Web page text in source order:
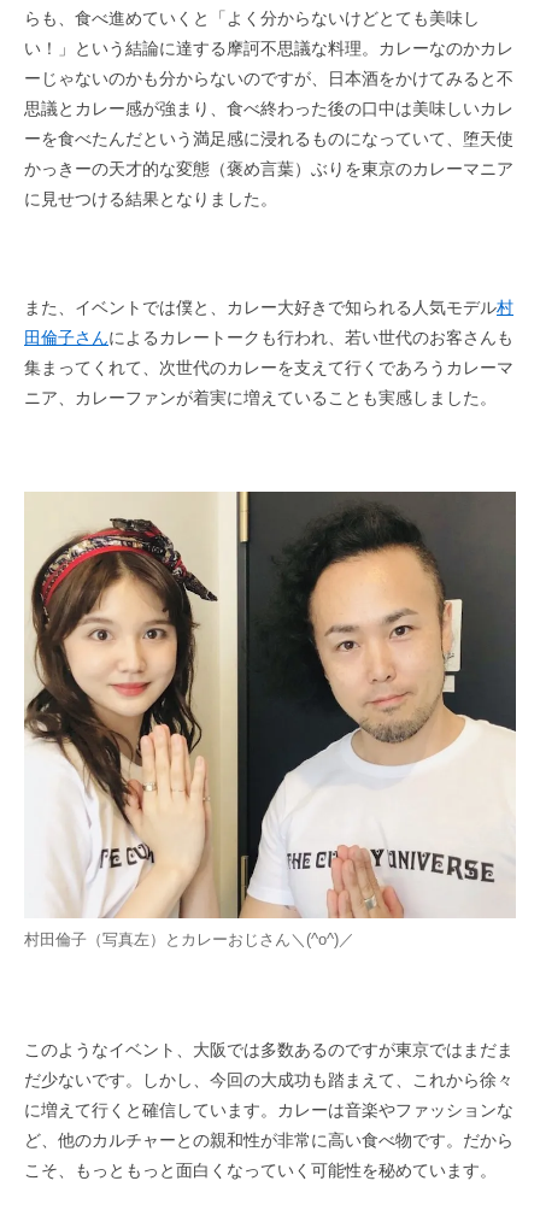
らも、食べ進めていくと「よく分からないけどとても美味し
い！」という結論に達する摩訶不思議な料理。カレーなのかカレ
ーじゃないのかも分からないのですが、日本酒をかけてみると不
思議とカレー感が強まり、食べ終わった後の口中は美味しいカレ
ーを食べたんだという満足感​に浸れるものになっていて、堕天使
かっきーの天才的な変態（褒め言葉）ぶりを東京のカレーマニア
に見せつける結果となりました。​
また、イベントでは僕と、カレー大好きで知られる人気モデル村
田倫子さんによるカレートークも行われ、若い世代のお客さんも
集まってくれて、​次世代のカレーを支えて行くであろうカレーマ
ニア、カレーファンが着実に増えていることも実感しました。​
村田倫子（写真左）とカレーおじさん＼(^o^)／
このようなイベント、大阪では多数あるのですが東京ではまだま
だ少ないです。しかし、今回の大成功も踏まえて、これから徐々
に増​えて行くと確信しています。​カレーは音楽やファッションな
ど、他のカルチャーとの親和性が非常に高い食べ物です。だから
こそ、もっともっと面白くなっていく​可能性を秘めています。